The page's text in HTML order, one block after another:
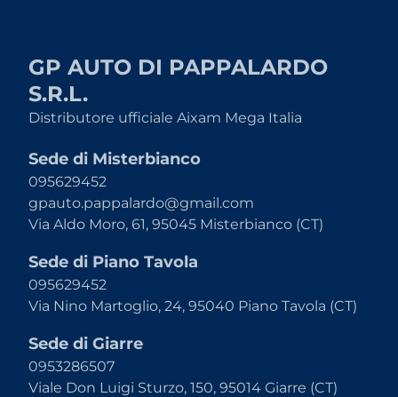
GP AUTO DI PAPPALARDO
S.R.L.
Distributore ufficiale Aixam Mega Italia
Sede di Misterbianco
095629452
gpauto.pappalardo@gmail.com
Via Aldo Moro, 61, 95045 Misterbianco (CT)
Sede di Piano Tavola
095629452
Via Nino Martoglio, 24, 95040 Piano Tavola (CT)
Sede di Giarre
0953286507
Viale Don Luigi Sturzo, 150, 95014 Giarre (CT)